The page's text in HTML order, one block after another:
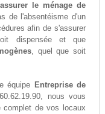
le ménage de
de l'absentéisme d'un
afin de s'assurer
dispensée et que
, quel que soit
équipe
Entreprise de
nous vous
complet de vos locaux